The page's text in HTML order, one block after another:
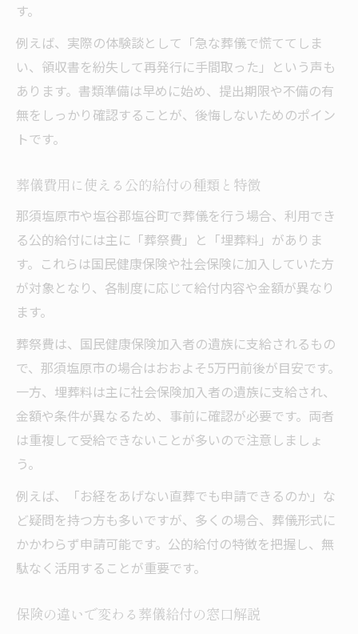
す。
例えば、実際の体験談として「急な葬儀で慌ててしま
い、領収書を紛失して再発行に手間取った」という声も
あります。書類準備は早めに始め、提出期限や不備の有
無をしっかり確認することが、後悔しないためのポイン
トです。
葬儀費用に使える公的給付の種類と特徴
那須塩原市や塩谷郡塩谷町で葬儀を行う場合、利用でき
る公的給付には主に「葬祭費」と「埋葬料」がありま
す。これらは国民健康保険や社会保険に加入していた方
が対象となり、各制度に応じて給付内容や金額が異なり
ます。
葬祭費は、国民健康保険加入者の遺族に支給されるもの
で、那須塩原市の場合はおおよそ5万円前後が目安です。
一方、埋葬料は主に社会保険加入者の遺族に支給され、
金額や条件が異なるため、事前に確認が必要です。両者
は重複して受給できないことが多いので注意しましょ
う。
例えば、「お経をあげない直葬でも申請できるのか」な
ど疑問を持つ方も多いですが、多くの場合、葬儀形式に
かかわらず申請可能です。公的給付の特徴を把握し、無
駄なく活用することが重要です。
保険の違いで変わる葬儀給付の窓口解説